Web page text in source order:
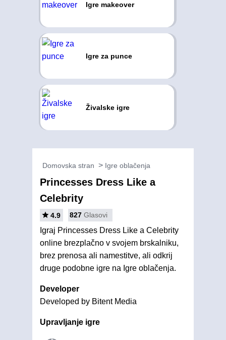
Igre makeover
Igre za punce
Živalske igre
Domovska stran Igre oblačenja
Princesses Dress Like a
Celebrity
4.9 827 Glasovi
Igraj Princesses Dress Like a Celebrity
online brezplačno v svojem brskalniku,
brez prenosa ali namestitve, ali odkrij
druge podobne igre na Igre oblačenja.
Developer
Developed by Bitent Media
Upravljanje igre